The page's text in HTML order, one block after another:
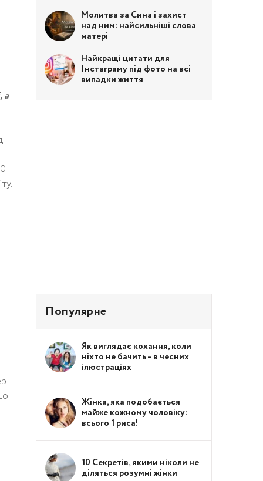
а
Молитва за Сина і захист
над ним: найсильніші слова
матері
Найкращі цитати для
Інстаграму під фото на всі
випадки життя
Популярне
Як виглядає кохання, коли
ніхто не бачить – в чесних
ілюстраціях
Жінка, яка подобається
майже кожному чоловіку:
всього 1 риса!
10 Секретів, якими ніколи не
діляться розумні жінки